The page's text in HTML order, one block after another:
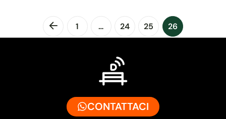
1 … 24 25 26
CONTATTACI